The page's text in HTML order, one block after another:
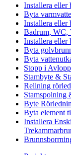
Installera eller
Byta
Installera eller
Badrum, WC,
Installera eller
Byta
Byta
Stopp i
Stambyte &
Relining
Stamspolning
Byte
Byta element
Installera